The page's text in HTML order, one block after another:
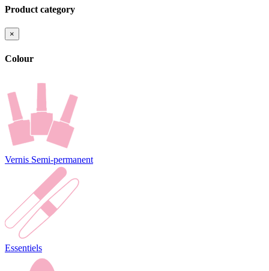
Product category
×
Colour
Vernis Semi-permanent
Essentiels